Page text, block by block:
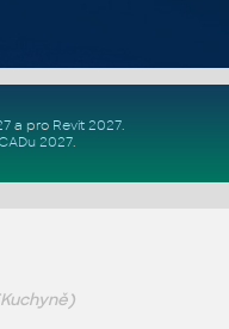
a pro Revit 2027.
2027.